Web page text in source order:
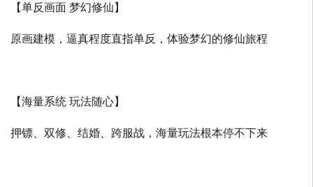
【单反画面 梦幻修仙】
原画建模，逼真程度直指单反，体验梦幻的修仙旅程
【海量系统 玩法随心】
押镖、双修、结婚、跨服战，海量玩法根本停不下来